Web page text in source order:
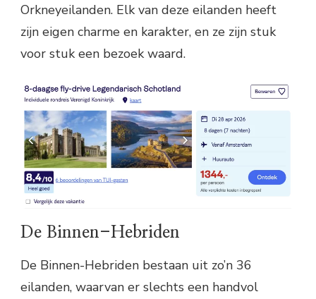
Orkneyeilanden. Elk van deze eilanden heeft
zijn eigen charme en karakter, en ze zijn stuk
voor stuk een bezoek waard.
De Binnen-Hebriden
De Binnen-Hebriden bestaan uit zo’n 36
eilanden, waarvan er slechts een handvol